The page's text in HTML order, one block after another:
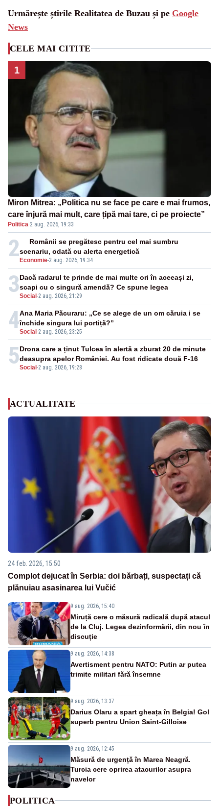
Urmărește știrile Realitatea de Buzau și pe Google
News
CELE MAI CITITE
1
Miron Mitrea: „Politica nu se face pe care e mai frumos,
care înjură mai mult, care țipă mai tare, ci pe proiecte”
Politica·2 aug. 2026, 19:33
2 Economie-2 aug. 2026, 19:34
Românii se pregătesc pentru cel mai sumbru
scenariu, odată cu alerta energetică
3Social -2 aug. 2026, 21:29
Dacă radarul te prinde de mai multe ori în aceeași zi,
scapi cu o singură amendă? Ce spune legea
4Social -2 aug. 2026, 23:25
Ana Maria Păcuraru: „Ce se alege de un om căruia i se
închide singura lui portiță?”
5Social -2 aug. 2026, 19:28
Drona care a ținut Tulcea în alertă a zburat 20 de minute
deasupra apelor României. Au fost ridicate două F-16
ACTUALITATE
24 feb. 2026, 15:50
Complot dejucat în Serbia: doi bărbați, suspectați că
plănuiau asasinarea lui Vučić
9 aug. 2026, 15:40
Miruță cere o măsură radicală după atacul
de la Cluj. Legea dezinformării, din nou în
discuție
9 aug. 2026, 14:38
Avertisment pentru NATO: Putin ar putea
trimite militari fără însemne
9 aug. 2026, 13:37
Darius Olaru a spart gheața în Belgia! Gol
superb pentru Union Saint-Gilloise
9 aug. 2026, 12:45
Măsură de urgență în Marea Neagră.
Turcia cere oprirea atacurilor asupra
navelor
POLITICA